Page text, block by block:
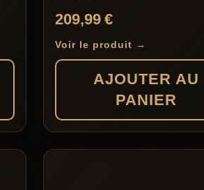
209,99€
Voir le produit →
AJOUTER AU
PANIER